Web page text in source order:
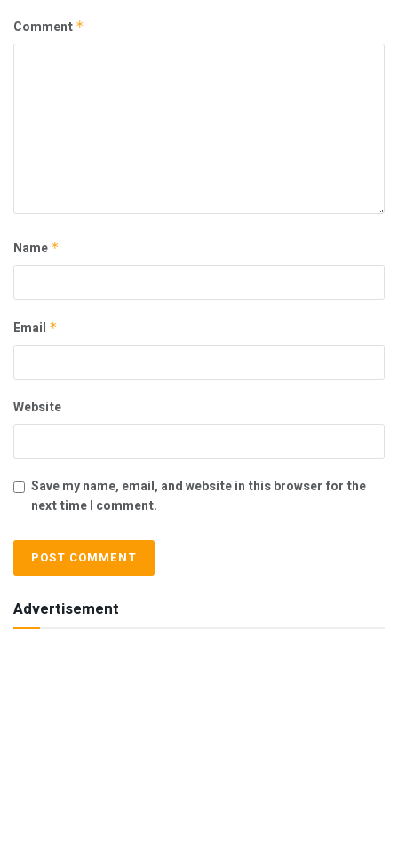
Comment *
Name *
Email *
Website
Save my name, email, and website in this browser for the
next time I comment.
Advertisement